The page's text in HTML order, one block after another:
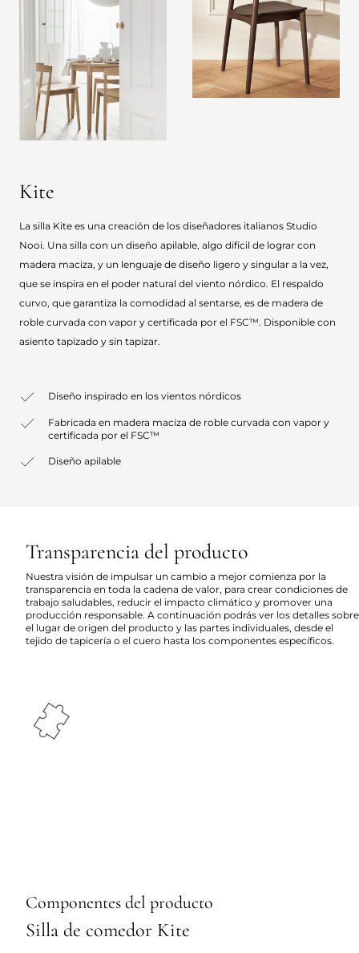
Kite
La silla Kite es una creación de los diseñadores italianos Studio
Nooi. Una silla con un diseño apilable, algo difícil de lograr con
madera maciza, y un lenguaje de diseño ligero y singular a la vez,
que se inspira en el poder natural del viento nórdico. El respaldo
curvo, que garantiza la comodidad al sentarse, es de madera de
roble curvada con vapor y certificada por el FSC™. Disponible con
asiento tapizado y sin tapizar.
Diseño inspirado en los vientos nórdicos
Fabricada en madera maciza de roble curvada con vapor y
certificada por el FSC™
Diseño apilable
Transparencia del producto
Nuestra visión de impulsar un cambio a mejor comienza por la
transparencia en toda la cadena de valor, para crear condiciones de
trabajo saludables, reducir el impacto climático y promover una
producción responsable. A continuación podrás ver los detalles sobre
el lugar de origen del producto y las partes individuales, desde el
tejido de tapicería o el cuero hasta los componentes específicos.
Componentes del producto
Silla de comedor Kite